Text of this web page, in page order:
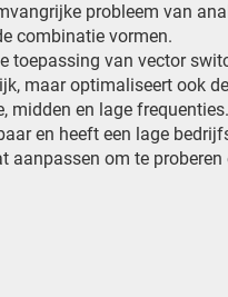
probleem van
combinatie vormen.
toepassing van vector
maar optimaliseert ook
midden en lage
en heeft een lage
aanpassen om te